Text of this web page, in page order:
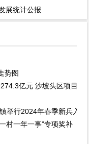
展统计公报
势图
亿元 沙坡头区项目建
举行2024年春季新兵入
村一年一事”专项奖补